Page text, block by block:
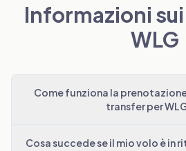
Informazioni
WLG
Come funziona la
transfer per
Cosa succede se il mio volo è in